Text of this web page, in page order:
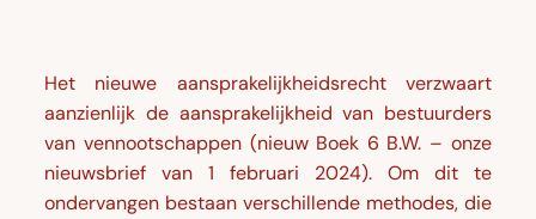
Het nieuwe aansprakelijkheidsrecht verzwaart
aanzienlijk de aansprakelijkheid van bestuurders
van vennootschappen (nieuw Boek 6 B.W. – onze
nieuwsbrief van 1 februari 2024). Om dit te
ondervangen bestaan verschillende methodes, die